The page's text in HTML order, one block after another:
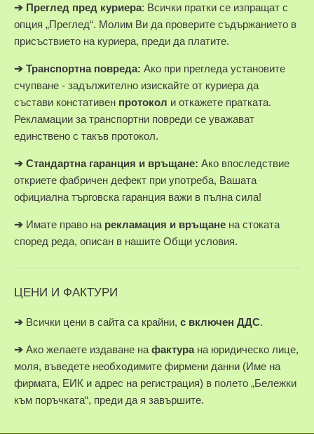
➔ Преглед пред куриера: Всички пратки се изпращат с
опция „Преглед“. Молим Ви да проверите съдържанието в
присъствието на куриера, преди да платите.
➔ Транспортна повреда: Ако при прегледа установите
счупване - задължително изискайте от куриера да
състави констативен протокол и откажете пратката.
Рекламации за транспортни повреди се уважават
единствено с такъв протокол.
➔ Стандартна гаранция и връщане: Ако впоследствие
откриете фабричен дефект при употреба, Вашата
официална търговска гаранция важи в пълна сила!
➔ Имате право на рекламация и връщане на стоката
според реда, описан в нашите Общи условия.
ЦЕНИ И ФАКТУРИ
➔ Всички цени в сайта са крайни, с включен ДДС.
➔ Ако желаете издаване на фактура на юридическо лице,
моля, въведете необходимите фирмени данни (Име на
фирмата, ЕИК и адрес на регистрация) в полето „Бележки
към поръчката“, преди да я завършите.